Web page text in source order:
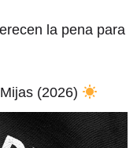
la pena para
(2026)